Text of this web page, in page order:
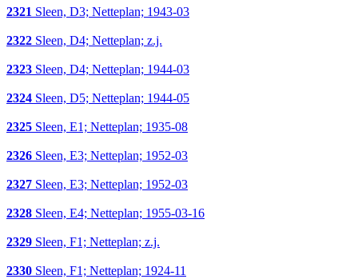
2321 Sleen, D3; Netteplan; 1943-03
2322 Sleen, D4; Netteplan; z.j.
2323 Sleen, D4; Netteplan; 1944-03
2324 Sleen, D5; Netteplan; 1944-05
2325 Sleen, E1; Netteplan; 1935-08
2326 Sleen, E3; Netteplan; 1952-03
2327 Sleen, E3; Netteplan; 1952-03
2328 Sleen, E4; Netteplan; 1955-03-16
2329 Sleen, F1; Netteplan; z.j.
2330 Sleen, F1; Netteplan; 1924-11